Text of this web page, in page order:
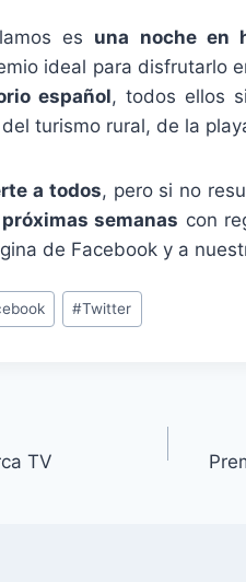
es una noche en
ideal para disfrutarlo
español, todos ellos
turismo rural, de la
a todos, pero si no
semanas con
de Facebook y a
#Twitter
TV